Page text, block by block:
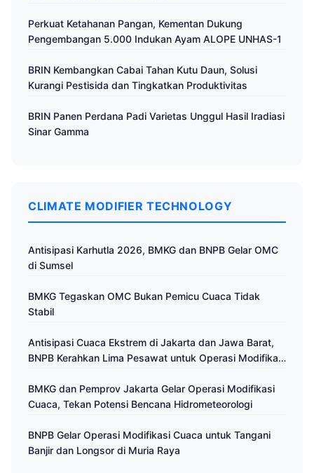
Perkuat Ketahanan Pangan, Kementan Dukung
Pengembangan 5.000 Indukan Ayam ALOPE UNHAS-1
BRIN Kembangkan Cabai Tahan Kutu Daun, Solusi
Kurangi Pestisida dan Tingkatkan Produktivitas
BRIN Panen Perdana Padi Varietas Unggul Hasil Iradiasi
Sinar Gamma
CLIMATE MODIFIER TECHNOLOGY
Antisipasi Karhutla 2026, BMKG dan BNPB Gelar OMC
di Sumsel
BMKG Tegaskan OMC Bukan Pemicu Cuaca Tidak
Stabil
Antisipasi Cuaca Ekstrem di Jakarta dan Jawa Barat,
BNPB Kerahkan Lima Pesawat untuk Operasi Modifikasi
BMKG dan Pemprov Jakarta Gelar Operasi Modifikasi
Cuaca, Tekan Potensi Bencana Hidrometeorologi
BNPB Gelar Operasi Modifikasi Cuaca untuk Tangani
Banjir dan Longsor di Muria Raya